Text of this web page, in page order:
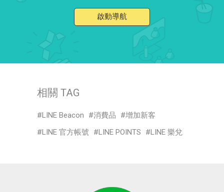
啟動導航
相關 TAG
LINE Beacon 消費品
增加新客
LINE 官方帳號
LINE POINTS LINE 樂兌